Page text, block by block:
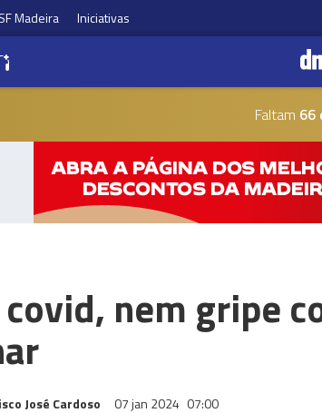
Madeira Iniciativas
Faltam 66
nem gripe
José Cardoso 07 jan 2024 07:00